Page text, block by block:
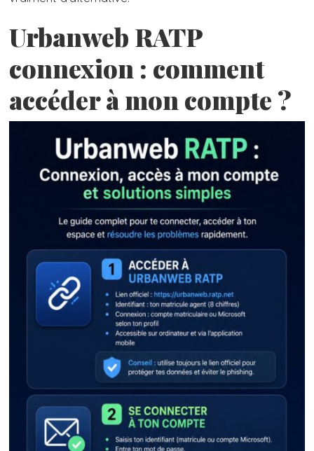
Urbanweb RATP
connexion : comment
accéder à mon compte ?